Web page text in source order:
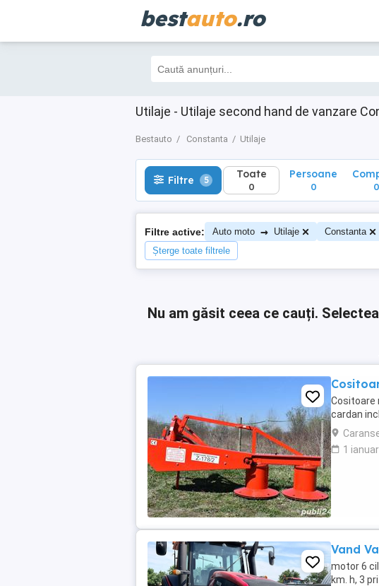
bestauto.ro
Utilaje - Utilaje second hand de vanzare
Bestauto Constanta Utilaje
Filtre 5 Toate
0
Filtre 5 Toate
0
Persoane
0 0
Filtre active: Auto moto → Utilaje Constanta
Șterge toate filtrele
Nu am găsit ceea ce cauți.
Cositoare
cardan
1
Vand
motor 6
km. h, 3